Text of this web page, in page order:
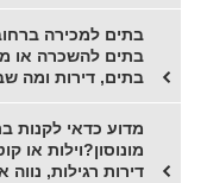
בתים למכירה ברחוב
בתים להשכרה או
בתים, דירות ומה
מדוע כדאי לקנות
מונוסון?וילות או
דירות רגילות, נווה